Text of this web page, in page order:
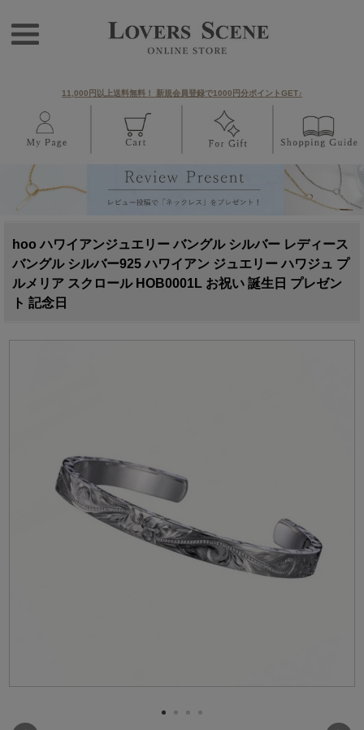
11,000円以上送料無料！ 新規会員登録で1000円分ポイントGET♪
hoo ハワイアンジュエリー バングル シルバー レディース
バングル シルバー925 ハワイアン ジュエリー ハワジュ プ
ルメリア スクロール HOB0001L お祝い 誕生日 プレゼン
ト 記念日